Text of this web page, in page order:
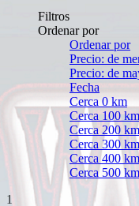
Filtros
Ordenar por
Ordenar por
Precio: de
Precio: de
Fecha
Cerca 0 km
Cerca 100 km
Cerca 200 km
Cerca 300 km
Cerca 400 km
Cerca 500 km
1